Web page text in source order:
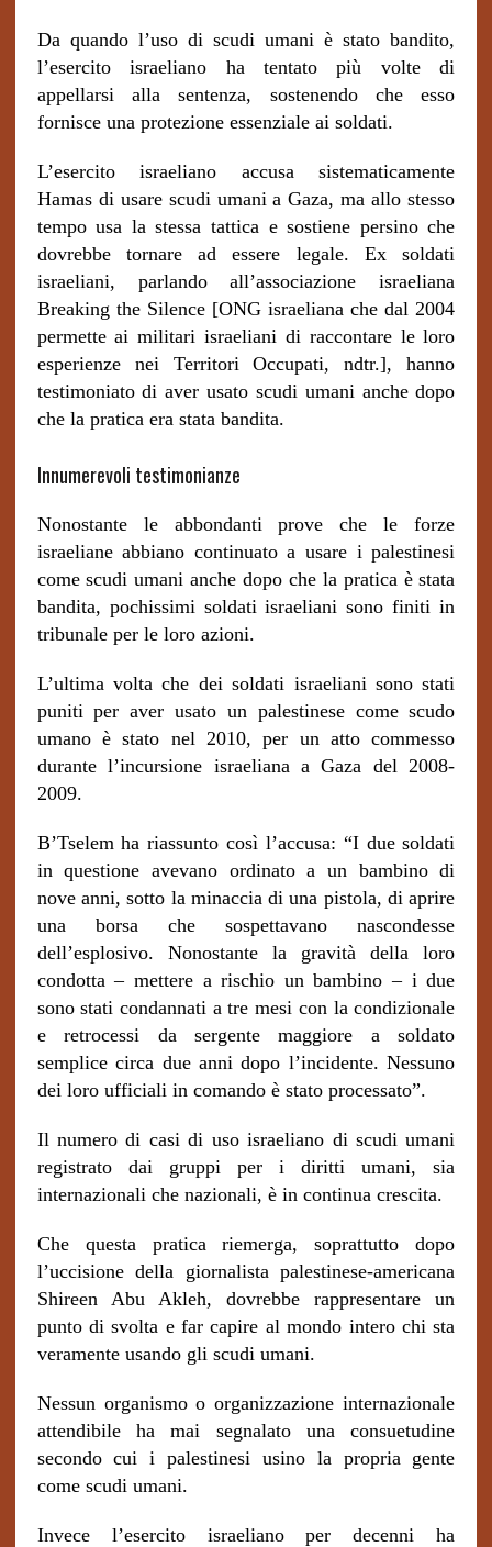
Da quando l’uso di scudi umani è stato bandito,
l’esercito israeliano ha tentato più volte di
appellarsi alla sentenza, sostenendo che esso
fornisce una protezione essenziale ai soldati.
L’esercito israeliano accusa sistematicamente
Hamas di usare scudi umani a Gaza, ma allo stesso
tempo usa la stessa tattica e sostiene persino che
dovrebbe tornare ad essere legale. Ex soldati
israeliani, parlando all’associazione israeliana
Breaking the Silence [ONG israeliana che dal 2004
permette ai militari israeliani di raccontare le loro
esperienze nei Territori Occupati, ndtr.], hanno
testimoniato di aver usato scudi umani anche dopo
che la pratica era stata bandita.
Innumerevoli testimonianze
Nonostante le abbondanti prove che le forze
israeliane abbiano continuato a usare i palestinesi
come scudi umani anche dopo che la pratica è stata
bandita, pochissimi soldati israeliani sono finiti in
tribunale per le loro azioni.
L’ultima volta che dei soldati israeliani sono stati
puniti per aver usato un palestinese come scudo
umano è stato nel 2010, per un atto commesso
durante l’incursione israeliana a Gaza del 2008-
2009.
B’Tselem ha riassunto così l’accusa: “I due soldati
in questione avevano ordinato a un bambino di
nove anni, sotto la minaccia di una pistola, di aprire
una borsa che sospettavano nascondesse
dell’esplosivo. Nonostante la gravità della loro
condotta – mettere a rischio un bambino – i due
sono stati condannati a tre mesi con la condizionale
e retrocessi da sergente maggiore a soldato
semplice circa due anni dopo l’incidente. Nessuno
dei loro ufficiali in comando è stato processato”.
Il numero di casi di uso israeliano di scudi umani
registrato dai gruppi per i diritti umani, sia
internazionali che nazionali, è in continua crescita.
Che questa pratica riemerga, soprattutto dopo
l’uccisione della giornalista palestinese-americana
Shireen Abu Akleh, dovrebbe rappresentare un
punto di svolta e far capire al mondo intero chi sta
veramente usando gli scudi umani.
Nessun organismo o organizzazione internazionale
attendibile ha mai segnalato una consuetudine
secondo cui i palestinesi usino la propria gente
come scudi umani.
Invece l’esercito israeliano per decenni ha